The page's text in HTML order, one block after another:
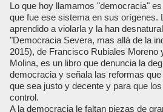
Lo que hoy llamamos "democracia"
que fue ese sistema en sus orígenes.
aprendido a violarla y la han
"Democracia Severa, mas allá de la
2015), de Francisco Rubiales Moreno
Molina, es un libro que denuncia la
democracia y señala las reformas
que sea justo y decente y para que
control.
A la democracia le faltan piezas de